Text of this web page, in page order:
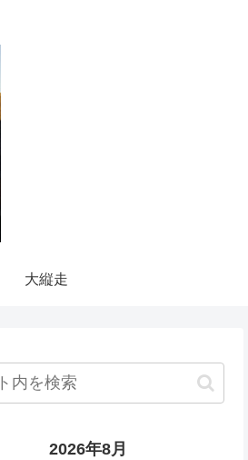
大縦走
2026年8月